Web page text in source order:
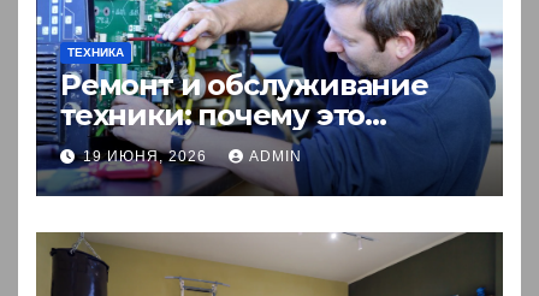
ТЕХНИКА
Ремонт и обслуживание
техники: почему это
выгоднее покупки новой?
19 ИЮНЯ, 2026 ADMIN